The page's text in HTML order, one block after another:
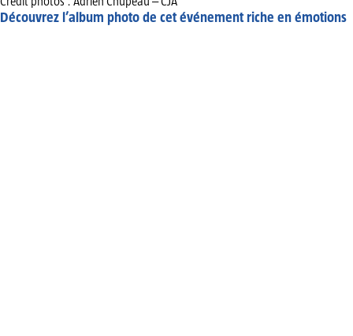
Découvrez l’album photo de cet événement riche en émotions